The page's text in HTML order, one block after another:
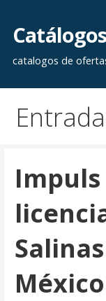
contenido
catalogos de
Impuls
México